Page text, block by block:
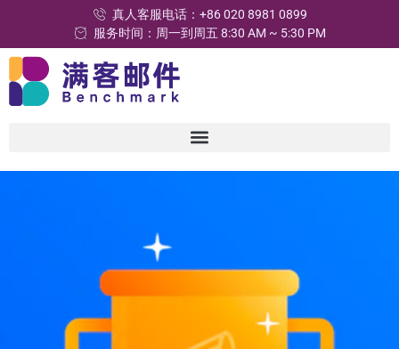
真人客服电话：+86 020 8981 0899
服务时间：周一到周五 8:30 AM ~ 5:30 PM